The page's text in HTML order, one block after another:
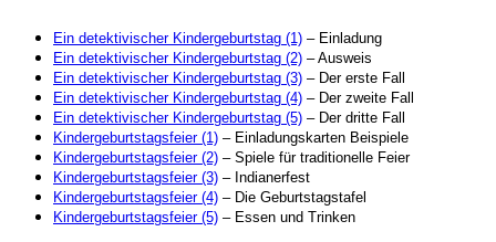
Ein detektivischer Kindergeburtstag (1) – Einladung
Ein detektivischer Kindergeburtstag (2) – Ausweis
Ein detektivischer Kindergeburtstag (3) – Der erste Fall
Ein detektivischer Kindergeburtstag (4) – Der zweite Fall
Ein detektivischer Kindergeburtstag (5) – Der dritte Fall
Kindergeburtstagsfeier (1) – Einladungskarten Beispiele
Kindergeburtstagsfeier (2) – Spiele für traditionelle Feier
Kindergeburtstagsfeier (3) – Indianerfest
Kindergeburtstagsfeier (4) – Die Geburtstagstafel
Kindergeburtstagsfeier (5) – Essen und Trinken